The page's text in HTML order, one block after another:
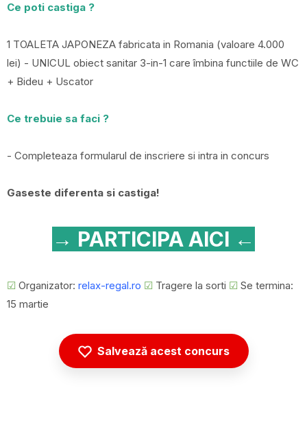
Ce poti castiga ?
1 TOALETA JAPONEZA fabricata in Romania (valoare 4.000
lei) - UNICUL obiect sanitar 3-in-1 care îmbina functiile de WC
+ Bideu + Uscator
Ce trebuie sa faci ?
- Completeaza formularul de inscriere si intra in concurs
Gaseste diferenta si castiga!
→ PARTICIPA AICI ←
☑ Organizator: relax-regal.ro ☑ Tragere la sorti ☑ Se termina:
15 martie
Salvează acest concurs